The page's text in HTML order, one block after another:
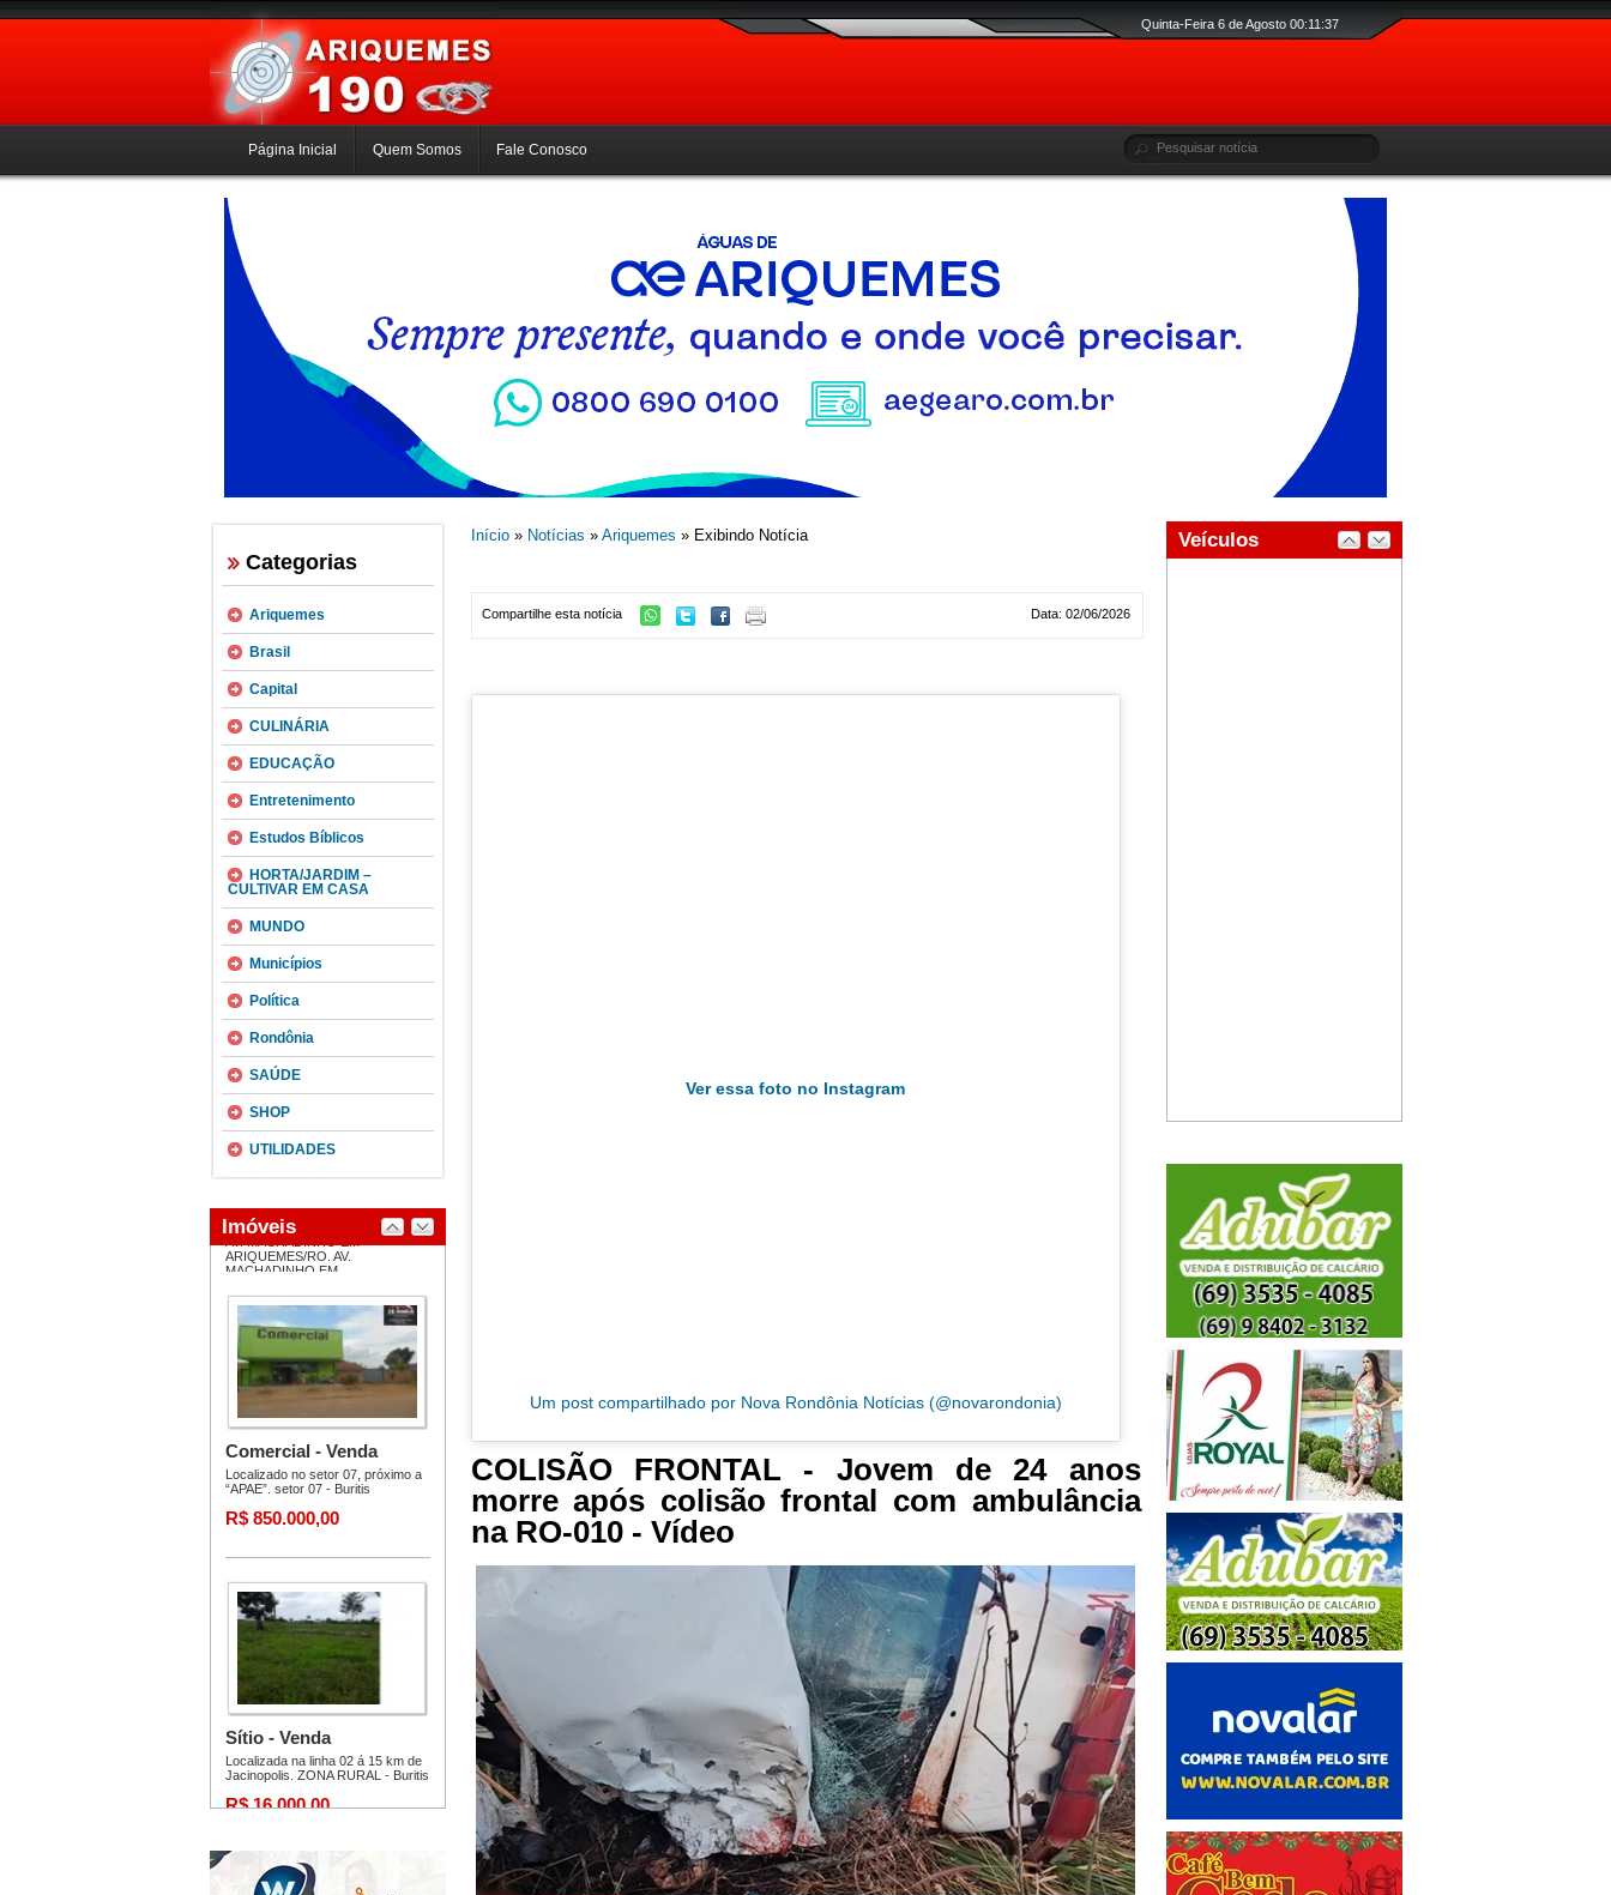
Quinta-Feira 6 de Agosto 00:11:38
Página Inicial Quem Somos Fale Conosco
Categorias
Ariquemes
Brasil
Capital
CULINÁRIA
EDUCAÇÃO
Entretenimento
Estudos Bíblicos
HORTA/JARDIM –
CULTIVAR EM CASA
MUNDO
Municípios
Política
Rondônia
SAÚDE
SHOP
UTILIDADES
Início» Notícias » Ariquemes » Exibindo Notícia
Data: 02/06/2026
Compartilhe esta notícia
Ver essa foto no Instagram
Um post compartilhado por Nova Rondônia Notícias (@novarondonia)
COLISÃO FRONTAL - Jovem de 24 anos
morre após colisão frontal com ambulância
na RO-010 - Vídeo